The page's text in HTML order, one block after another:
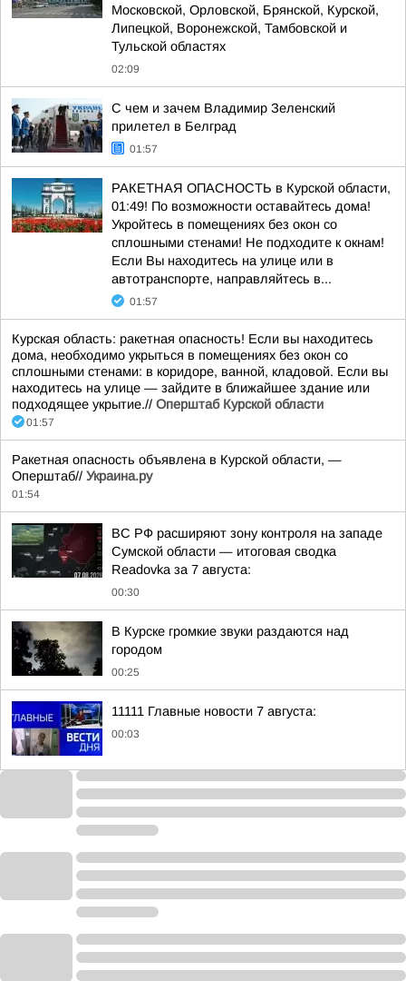
Московской, Орловской, Брянской, Курской,
Липецкой, Воронежской, Тамбовской и
Тульской областях
02:09
С чем и зачем Владимир Зеленский
прилетел в Белград
01:57
РАКЕТНАЯ ОПАСНОСТЬ в Курской области,
01:49! По возможности оставайтесь дома!
Укройтесь в помещениях без окон со
сплошными стенами! Не подходите к окнам!
Если Вы находитесь на улице или в
автотранспорте, направляйтесь в...
01:57
Курская область: ракетная опасность! Если вы находитесь
дома, необходимо укрыться в помещениях без окон со
сплошными стенами: в коридоре, ванной, кладовой. Если вы
находитесь на улице — зайдите в ближайшее здание или
подходящее укрытие.// Оперштаб Курской области
01:57
Ракетная опасность объявлена в Курской области, —
Оперштаб// Украина.ру
01:54
ВС РФ расширяют зону контроля на западе
Сумской области — итоговая сводка
Readovka за 7 августа:
00:30
В Курске громкие звуки раздаются над
городом
00:25
11111 Главные новости 7 августа:
00:03